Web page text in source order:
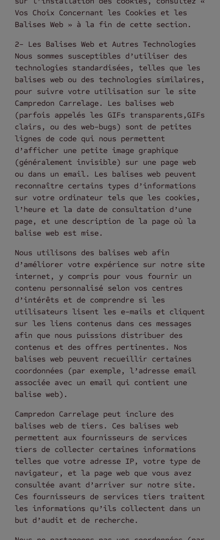
Vos Choix Concernant les Cookies et les
Balises Web » à la fin de cette section.
2- Les Balises Web et Autres Technologies
Nous sommes susceptibles d’utiliser des
technologies standardisées, telles que les
balises web ou des technologies similaires,
pour suivre votre utilisation sur le site
Campredon Carrelage. Les balises web
(parfois appelés les GIFs transparents,GIFs
clairs, ou des web-bugs) sont de petites
lignes de code qui nous permettent
d’afficher une petite image graphique
(généralement invisible) sur une page web
ou dans un email. Les balises web peuvent
reconnaître certains types d’informations
sur votre ordinateur tels que les cookies,
l’heure et la date de consultation d’une
page, et une description de la page où la
balise web est mise.
Nous utilisons des balises web afin
d’améliorer votre expérience sur notre site
internet, y compris pour vous fournir un
contenu personnalisé selon vos centres
d’intérêts et de comprendre si les
utilisateurs lisent les e-mails et cliquent
sur les liens contenus dans ces messages
afin que nous puissions distribuer des
contenus et des offres pertinentes. Nos
balises web peuvent recueillir certaines
coordonnées (par exemple, l’adresse email
associée avec un email qui contient une
balise web).
Campredon Carrelage peut inclure des
balises web de tiers. Ces balises web
permettent aux fournisseurs de services
tiers de collecter certaines informations
telles que votre adresse IP, votre type de
navigateur, et la page web que vous avez
consultée avant d’arriver sur notre site.
Ces fournisseurs de services tiers traitent
les informations qu’ils collectent dans un
but d’audit et de recherche.